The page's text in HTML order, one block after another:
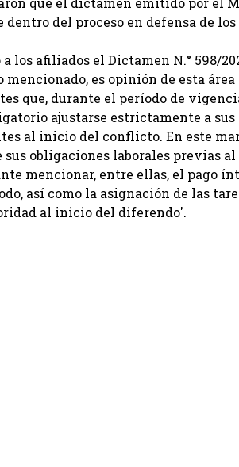
del proceso en defensa de los
los afiliados el Dictamen N.° 598/
es opinión de esta área
que, durante el período de
ajustarse estrictamente a
al inicio del conflicto. En este
obligaciones laborales previas
mencionar, entre ellas, el pago
así como la asignación de las
al inicio del diferendo'.